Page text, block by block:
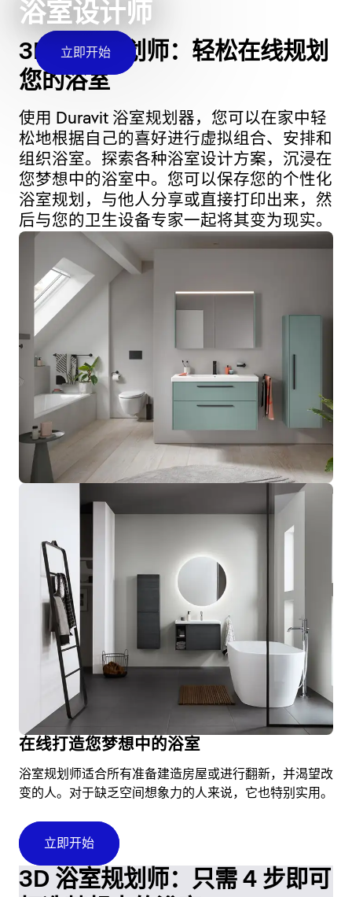
浴室设计师
立即开始
3D 浴室规划师：轻松在线规划
您的浴室
使用 Duravit 浴室规划器，您可以在家中轻
松地根据自己的喜好进行虚拟组合、安排和
组织浴室。探索各种浴室设计方案，沉浸在
您梦想中的浴室中。您可以保存您的个性化
浴室规划，与他人分享或直接打印出来，然
后与您的卫生设备专家一起将其变为现实。
在线打造您梦想中的浴室
浴室规划师适合所有准备建造房屋或进行翻新，并渴望改
变的人。对于缺乏空间想象力的人来说，它也特别实用。
立即开始
3D 浴室规划师：只需 4 步即可